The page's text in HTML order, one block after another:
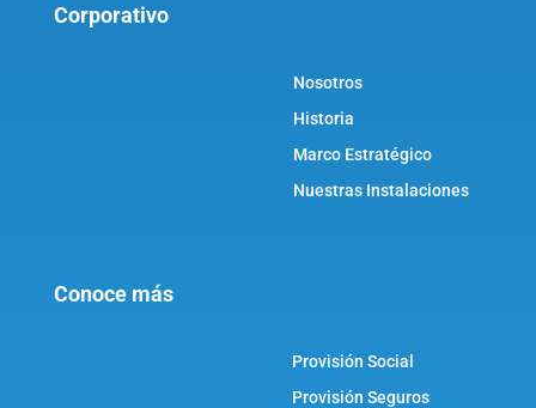
Corporativo
Nosotros
Historia
Marco Estratégico
Nuestras Instalaciones
Conoce más
Provisión Social
Provisión Seguros